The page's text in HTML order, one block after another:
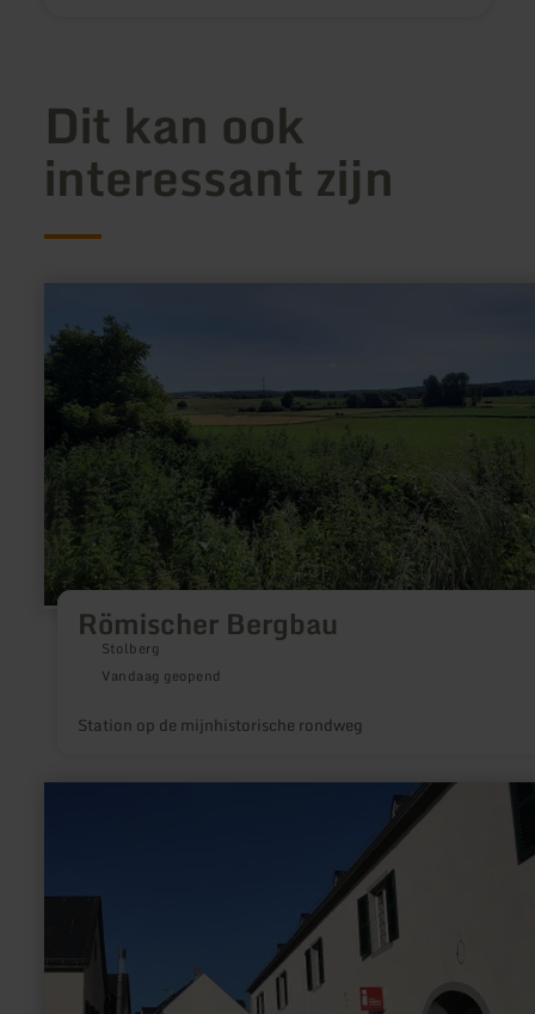
Dit kan ook
interessant zijn
Römischer Bergbau
Stolberg
Vandaag geopend
Station op de mijnhistorische rondweg
over:
Römischer
Bergbau